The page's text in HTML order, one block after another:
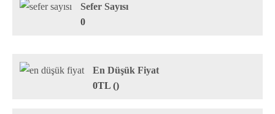
Sefer Sayısı
0
En Düşük Fiyat
0TL ()